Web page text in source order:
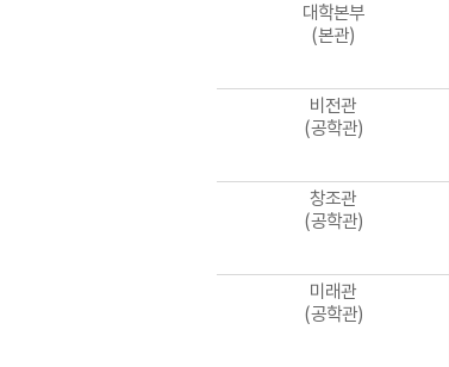
대학본부
(본관)
비전관
(공학관)
창조관
(공학관)
미래관
(공학관)